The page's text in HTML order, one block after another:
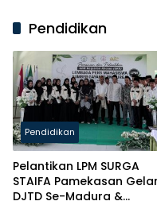
Pendidikan
Pendidikan
Pelantikan LPM SURGA
STAIFA Pamekasan Gelar
DJTD Se-Madura &